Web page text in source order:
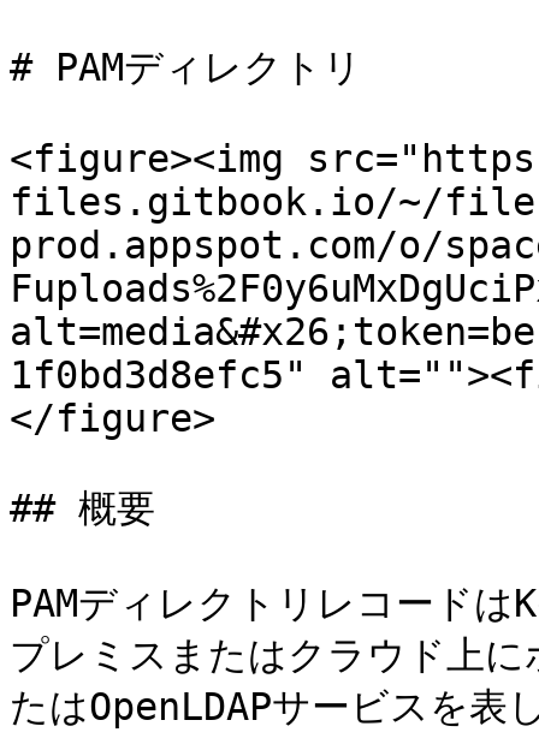
# PAMディレクトリ
<figure><img
files.gitbook.io/~/
prod.appspot.com/o/
1f0bd3d8efc5"
</figure>
## 概要
PAMディレクトリレコード
プレミスまたはクラウド
たはOpenLDAPサービスを表